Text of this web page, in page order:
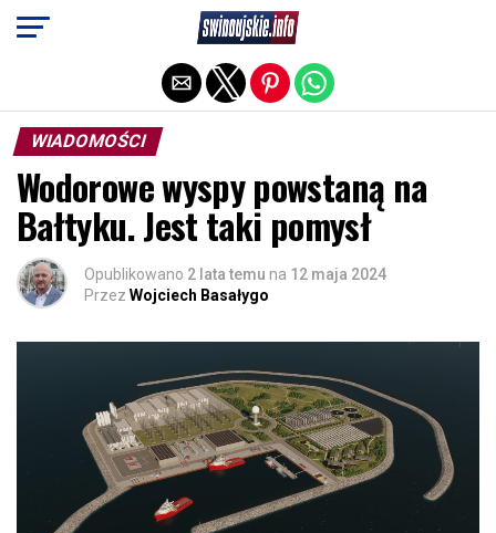
WIADOMOŚCI
Wodorowe wyspy powstaną na
Bałtyku. Jest taki pomysł
Opublikowano 2 lata temu na 12 maja 2024
Przez Wojciech Basałygo
Exit mobile version